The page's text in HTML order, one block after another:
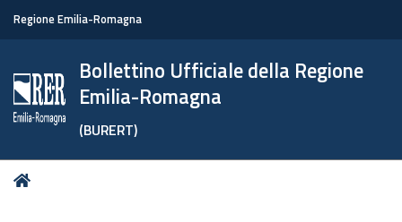
Regione Emilia-Romagna
Bollettino Ufficiale della Regione
Emilia-Romagna
(BURERT)
Tu